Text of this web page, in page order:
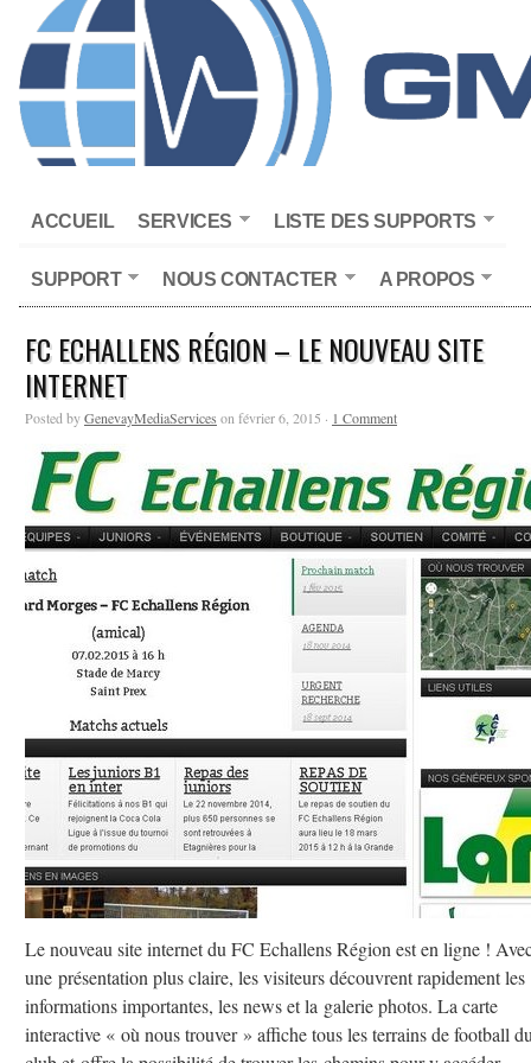
ACCUEIL SERVICES LISTE DES SUPPORTS
SUPPORT NOUS CONTACTER A PROPOS
FC ECHALLENS RÉGION – LE NOUVEAU SITE
INTERNET
Posted byGenevayMediaServices on février 6, 2015 · 1 Comment
Le nouveau site internet du FC Echallens Région est en ligne !
une présentation plus claire, les visiteurs découvrent rapidement les
informations importantes, les news et la galerie photos. La carte
interactive « où nous trouver » affiche tous les terrains de football